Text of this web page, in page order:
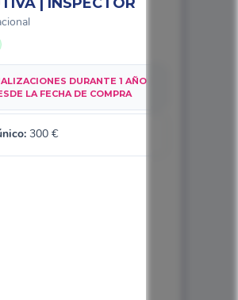
DURANTE 1 AÑO
LA FECHA DE COMPRA
300 €